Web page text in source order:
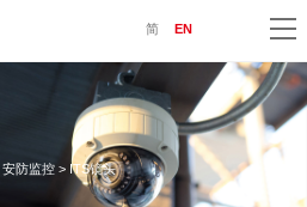
简 EN
安防监控> ITS镜头